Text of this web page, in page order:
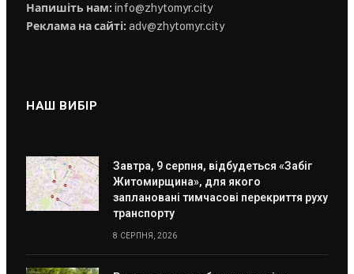
Напишіть нам: info@zhytomyr.city
Реклама на сайті: adv@zhytomyr.city
НАШ ВИБІР
Завтра, 9 серпня, відбудеться «Забіг
Житомирщина», для якого
заплановані тимчасові перекриття руху
транспорту
8 СЕРПНЯ, 2026